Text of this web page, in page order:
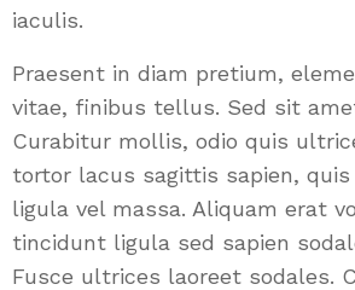
iaculis.
Praesent in diam pretium,
vitae, finibus tellus. Sed sit
Curabitur mollis, odio quis
tortor lacus sagittis sapien,
ligula vel massa. Aliquam erat
tincidunt ligula sed sapien
Fusce ultrices laoreet sodales.